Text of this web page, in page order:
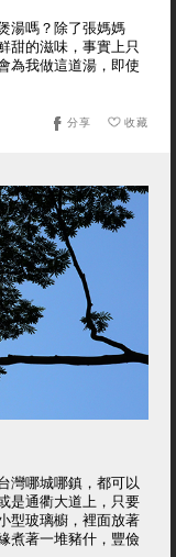
湯嗎？除了張媽媽
甜的滋味，事實上只
為我做這道湯，即使
收藏
分享
灣哪城哪鎮，都可以
是通衢大道上，只要
型玻璃櫥，裡面放著
煮著一堆豬什，豐儉